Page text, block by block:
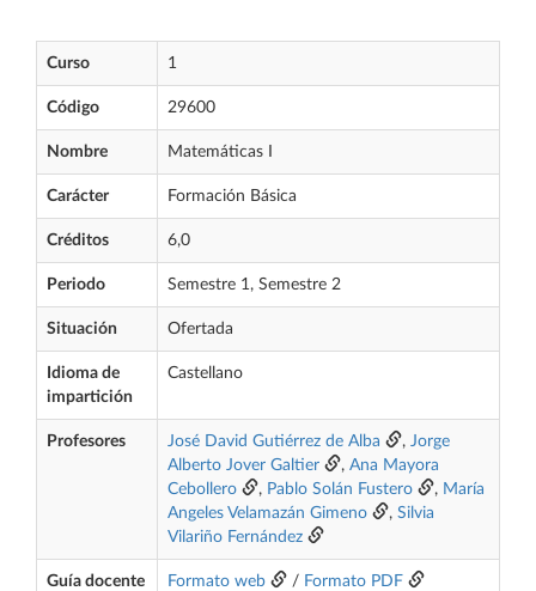
Curso 1
Código 29600
Nombre Matemáticas I
Carácter Formación Básica
Créditos 6,0
Periodo Semestre 1, Semestre 2
Situación Ofertada
Idioma de
impartición
Castellano
Profesores José David Gutiérrez de Alba , Jorge
Alberto Jover Galtier
, Ana Mayora
Cebollero
, Pablo Solán Fustero , María
Angeles Velamazán Gimeno
, Silvia
Vilariño Fernández
Guía docente Formato web / Formato PDF